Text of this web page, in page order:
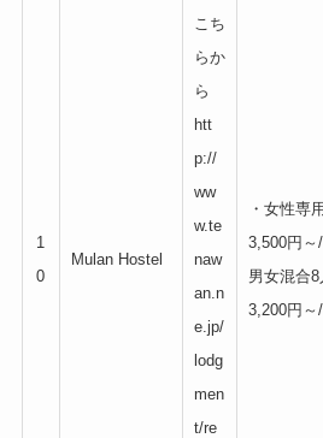
1
0
Mulan Hostel
こち
らか
ら
htt
p://
ww
w.te
naw
an.n
e.jp/
lodg
men
t/re
・女性専
3,500円～
男女混合
3,200円～